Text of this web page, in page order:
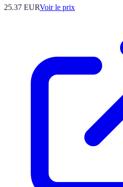
25.37 EURVoir le prix